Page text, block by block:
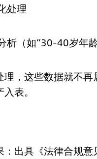
处理
（如“30-40岁年
，这些数据就不
表。
出具《法律合规意